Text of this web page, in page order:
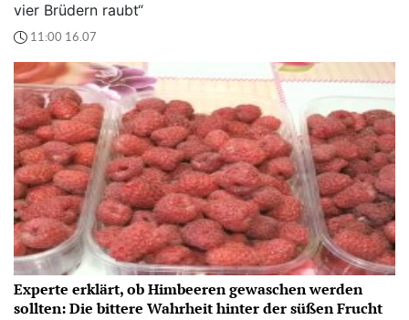
vier Brüdern raubt“
11:00 16.07
Experte erklärt, ob Himbeeren gewaschen werden
sollten: Die bittere Wahrheit hinter der süßen Frucht